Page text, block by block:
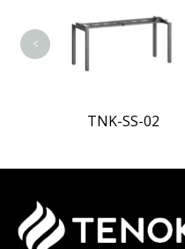
TNK-SS-02
<